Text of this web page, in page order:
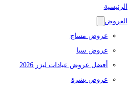
الرئيسية
العروض
عروض مساج
عروض سبا
أفضل عروض عيادات ليزر 2026
عروض بشرة